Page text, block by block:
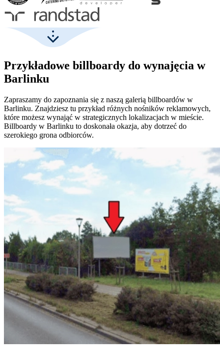
Przykładowe billboardy do wynajęcia w
Barlinku
Zapraszamy do zapoznania się z naszą galerią billboardów w
Barlinku. Znajdziesz tu przykład różnych nośników reklamowych,
które możesz wynająć w strategicznych lokalizacjach w mieście.
Billboardy w Barlinku to doskonała okazja, aby dotrzeć do
szerokiego grona odbiorców.